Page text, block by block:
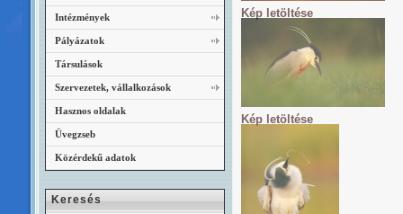
Kép letöltése
Kép letöltése
Intézmények
Pályázatok
Társulások
Szervezetek, vállalkozások
Hasznos oldalak
Üvegzseb
Közérdekű adatok
Keresés